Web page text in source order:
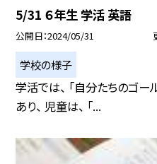
5/31 ６年生 学活 英語
公開日 2024/05/31
学校の様子
学活では、 「自分たちのゴー
あり、 児童は、 「...